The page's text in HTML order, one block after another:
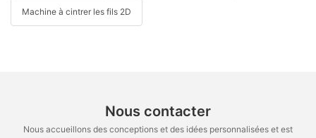
Machine à cintrer les fils 2D
Nous contacter
Nous accueillons des conceptions et des idées personnalisées et est